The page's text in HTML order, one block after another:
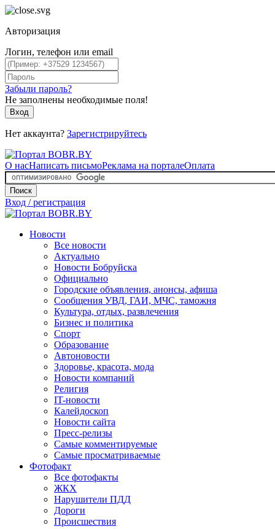
Авторизация
Логин, телефон или email
Забыли пароль?
Не заполнены необходимые поля!
Вход
Нет аккаунта? Зарегистрируйтесь
О насНаписать письмоРеклама на порталеОплата
Поиск
Вход / регистрация
Новости
Все новости
Актуально
Новости Бобруйска
Официально
Городские объявления, анонсы, афиша
Сообщения УВД, ГАИ, МЧС, таможня
Культура, отдых, развлечения
Бизнес и политика
Спорт
Образование
Автоновости
Здоровье, красота, мода
Новости компаний
Религия
IT-новости
Калейдоскоп
Новости сайта
Пресс-релизы
Самые комментируемые
Самые просматриваемые
Фотофакт
Все фотофакты
ЖКХ
Нарушители ПДД
Дороги
Происшествия